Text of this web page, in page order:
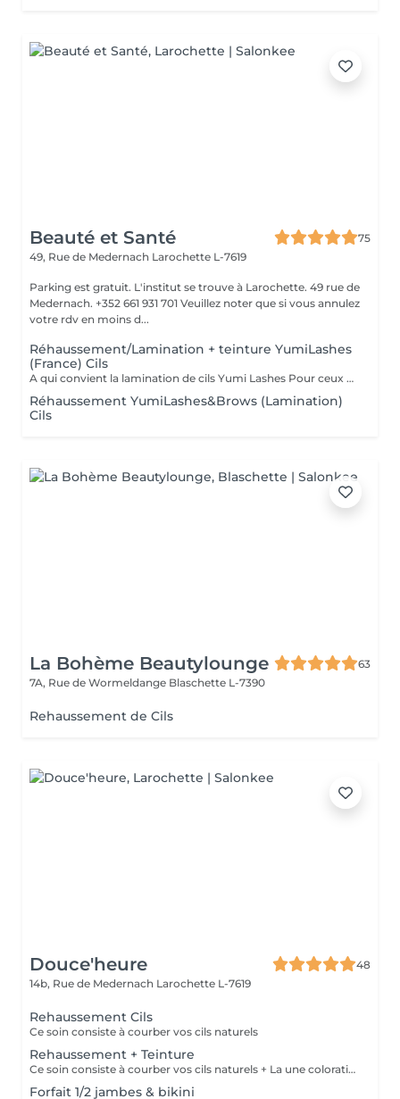
Beauté et Santé
75
49, Rue de Medernach Larochette L-7619
Parking est gratuit. L'institut se trouve à Larochette. 49 rue de
Medernach. +352 661 931 701 Veuillez noter que si vous annulez
votre rdv en moins d...
Réhaussement/Lamination + teinture YumiLashes
(France) Cils
A qui convient la lamination de cils Yumi Lashes Pour ceux qui ont: - cils courts - cils poussant droits - cils poussant vers le bas - cils clairs - avec absence de paupière - avec paupière supérieure débordante - avec des paupières « affaissées » liées à l'âge - mener une vie active - gagner du temps - ceux qui partent en vacances, en voyage Vous obtenez des cils brillants avec une belle courbe. Un peu de magie et voila
Réhaussement YumiLashes&Brows (Lamination)
Cils
La Bohème Beautylounge
63
7A, Rue de Wormeldange Blaschette L-7390
Rehaussement de Cils
Douce'heure
48
14b, Rue de Medernach Larochette L-7619
Rehaussement Cils
Ce soin consiste à courber vos cils naturels
Rehaussement + Teinture
Ce soin consiste à courber vos cils naturels + La une coloration des cils
Forfait 1/2 jambes & bikini